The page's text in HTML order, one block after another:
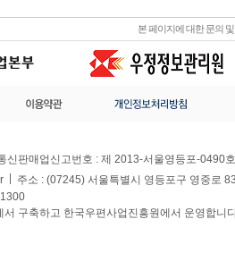
본 페이지에 대한 문의
신판매업신고번호 : 제 2013-서울영등포-0490호
주소 : (07245) 서울특별시 영등포구 영중로
서 구축하고 한국우편사업진흥원에서 운영합니